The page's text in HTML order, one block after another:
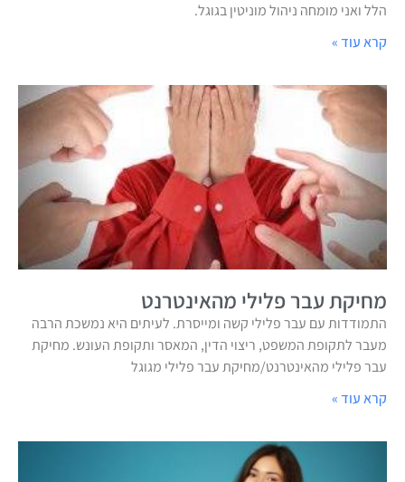
הלל ואני מומחה ניהול מוניטין בגוגל.
קרא עוד »
מחיקת עבר פלילי מהאינטרנט
התמודדות עם עבר פלילי קשה ומייסרת. לעיתים היא נמשכת הרבה
מעבר לתקופת המשפט, ריצוי הדין, המאסר ותקופת העונש. מחיקת
עבר פלילי מהאינטרנט/מחיקת עבר פלילי מגוגל
קרא עוד »